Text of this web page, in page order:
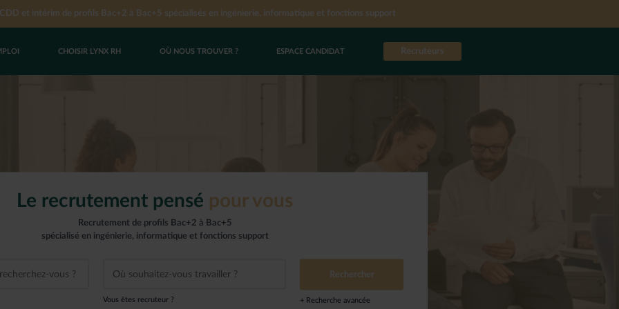
et intérim de profils Bac+2 à Bac+5 spécialisés en ingénierie, informatique et fonctions support
CHOISIR LYNX RH OÙ NOUS TROUVER ? ESPACE CANDIDAT Recruteurs
Le recrutement pensé pour vous
Recrutement de profils Bac+2 à Bac+5
spécialisé en ingénierie, informatique et fonctions support
Vous êtes recruteur ? + Recherche avancée